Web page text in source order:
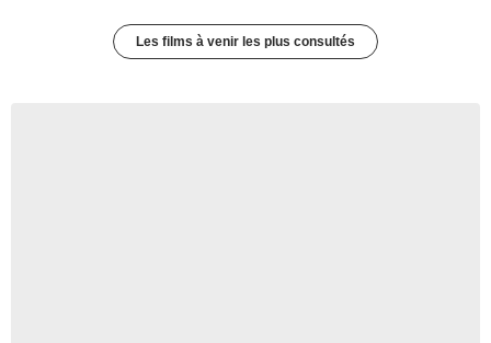
Les films à venir les plus consultés